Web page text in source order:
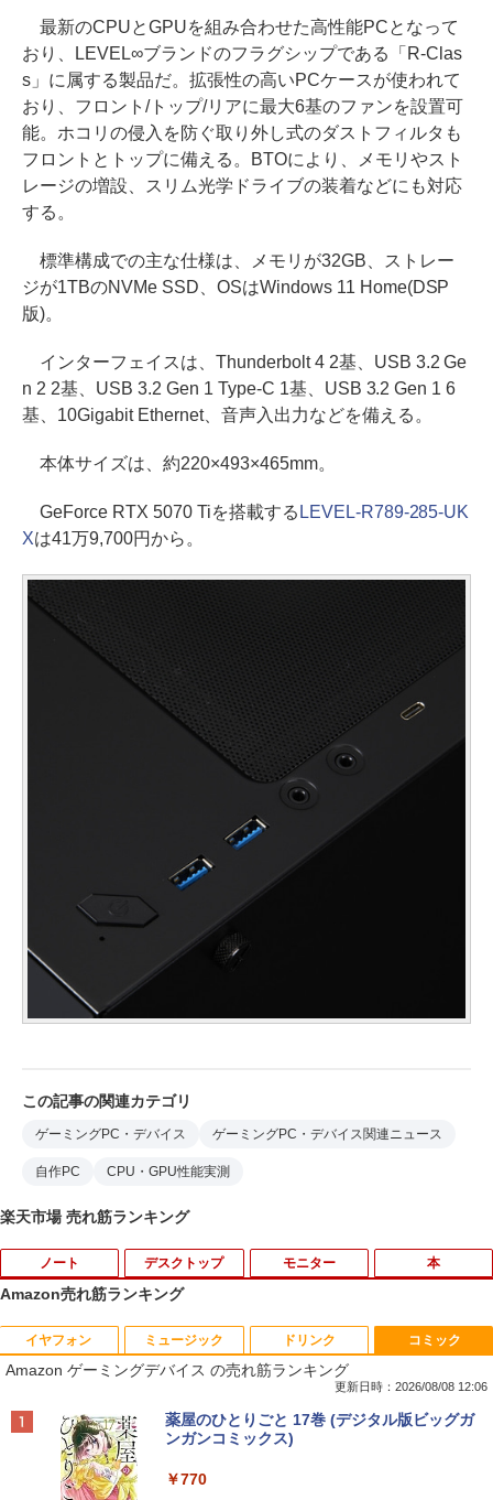
最新のCPUとGPUを組み合わせた高性能PCとなって
おり、LEVEL∞ブランドのフラグシップである「R-Clas
s」に属する製品だ。拡張性の高いPCケースが使われて
おり、フロント/トップ/リアに最大6基のファンを設置可
能。ホコリの侵入を防ぐ取り外し式のダストフィルタも
フロントとトップに備える。BTOにより、メモリやスト
レージの増設、スリム光学ドライブの装着などにも対応
する。
標準構成での主な仕様は、メモリが32GB、ストレー
ジが1TBのNVMe SSD、OSはWindows 11 Home(DSP
版)。
インターフェイスは、Thunderbolt 4 2基、USB 3.2 Ge
n 2 2基、USB 3.2 Gen 1 Type-C 1基、USB 3.2 Gen 1 6
基、10Gigabit Ethernet、音声入出力などを備える。
本体サイズは、約220×493×465mm。
GeForce RTX 5070 Tiを搭載する LEVEL-R789-285-UK
Xは41万9,700円から。
この記事の関連カテゴリ
ゲーミングPC・デバイス ゲーミングPC・デバイス関連ニュース
自作PC CPU・GPU性能実測
楽天市場 売れ筋ランキング
ノート
1
中古パソコン | Dell | Latitude 3590 | Wi
ndows11 | ノートPC | 一年保証 | 第8世
代 | Core i5 8250U 1.6(〜最大3.4)GHz |
MEM:8GB | SSD:256GB(新品) | 光学ド
ライブ:非搭載 | 無線LAN:あり | Webカ
メラ内蔵 | テンキー | Win11Pro64Bit | A
デスクトップ
1
【★最大100%ポイント】おまかせ 中古
パソコン Windows XP Celeron or Core
2 メモリ 4GB HDD 250GB DVDドライブ
搭載 リフレッシュPC デスクトップ 中古
安心保証 初期設定不要
モニター
1
【おまかせ】モニター 23インチ 1920x1
080 フルHD HDMI PCモニター 中古ディ
￥6,600
本
1
オレンジページ 2026 10/17号増刊＜グレ
ー＞ [雑誌]
￥1,689
Amazon売れ筋ランキング
イヤフォン
Anker Soundcore P40i オフホワイト
ミュージック
BRUCE WAYNE feat. Flo Milli, ATL Jacob
[Explicit]
￥250
ドリンク
by Amazon 天然水 ラベルレス 500ml ×24本
富士山の天然水 バナジウム含有 水 ミネラル
ットル (Smart Basic)
コミック
Amazon ゲーミングデバイス の売れ筋ランキング
更新日時：2026/08/08 12:06
薬屋のひとりごと 17巻 (デジタル版ビッグガ
ンガンコミックス)
￥770